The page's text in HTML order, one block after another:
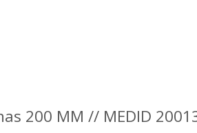
200 MM // MEDID